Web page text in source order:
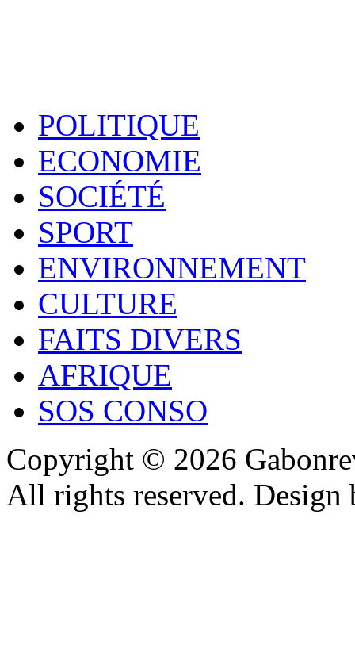
POLITIQUE
ECONOMIE
SOCIÉTÉ
SPORT
ENVIRONNEMENT
CULTURE
FAITS DIVERS
AFRIQUE
SOS CONSO
Copyright © 2026
All rights reserved.